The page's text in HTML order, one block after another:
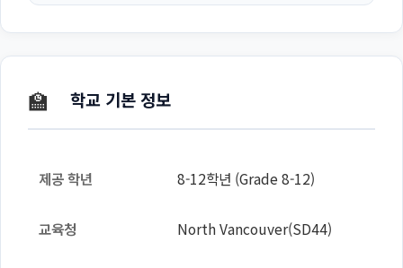
🏫 학교 기본 정보
제공 학년 8-12학년 (Grade 8-12)
교육청 North Vancouver(SD44)